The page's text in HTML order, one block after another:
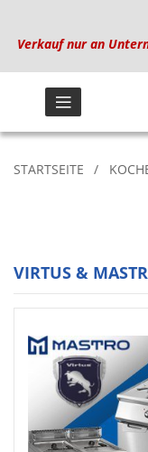
Verkauf nur an
STARTSEITE
VIRTUS &